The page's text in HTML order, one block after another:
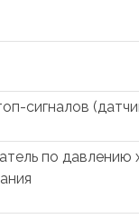
сигналов
по давлению